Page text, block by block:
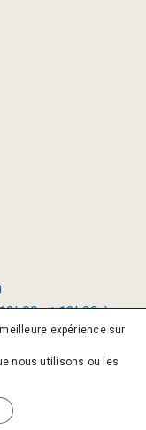
et 13h00 à
expérience sur
nous utilisons ou les